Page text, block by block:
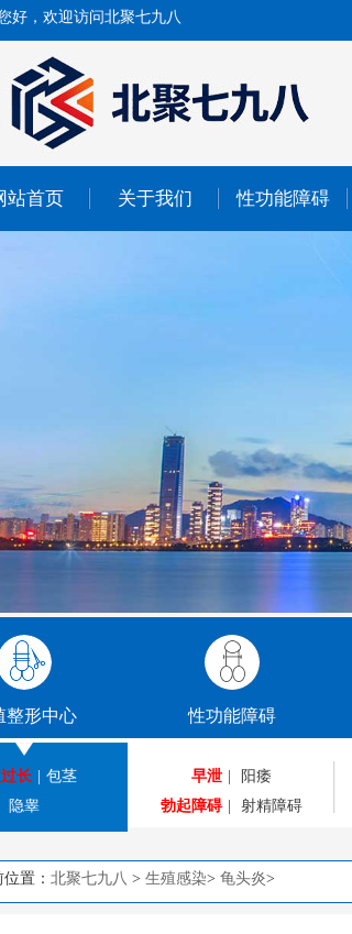
好，欢迎访问北聚七九八
站首页 关于我们 性功能障碍
整形中心
长 | 包茎
隐睾
性功能障碍
早泄 |
阳痿
勃起障碍 | 射精障碍
置： 北聚七九八 > 生殖感染> 龟头炎>